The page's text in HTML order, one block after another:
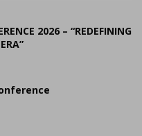
2026 – “REDEFINING